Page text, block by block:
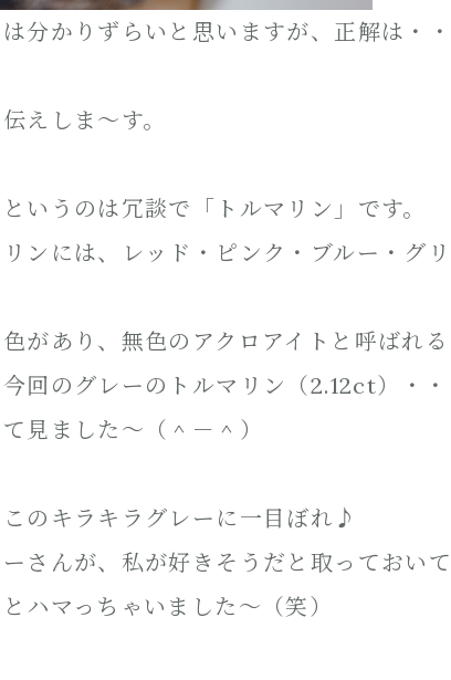
分かりずらいと思いますが、正解は・・
えしま～す。
というのは冗談で「トルマリン」です。
リンには、レッド・ピンク・ブルー・グ
があり、無色のアクロアイトと呼ばれ
回のグレーのトルマリン（2.12ct）・・
見ました～（＾－＾）
のキラキラグレーに一目ぼれ♪
さんが、私が好きそうだと取っておい
ハマっちゃいました～（笑）